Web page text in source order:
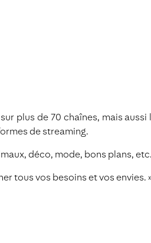
plus de 70 chaînes, mais
de streaming.
déco, mode, bons plans, etc.
tous vos besoins et vos envies.